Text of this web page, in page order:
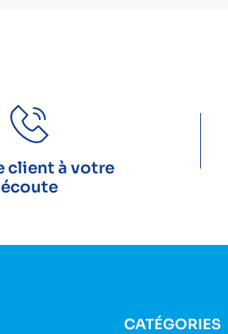
client à votre
écoute
CATÉGORIES